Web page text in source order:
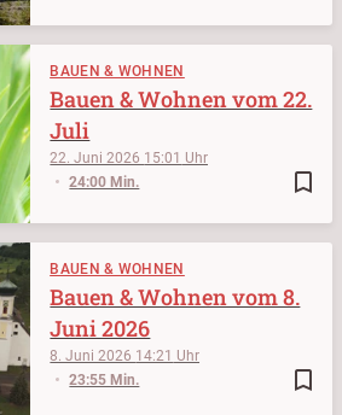
BAUEN & WOHNEN
bookmark_border
22. Juni 2026 15:01
24:00 Min.
Bauen & Wohnen vom 22.
Juli
BAUEN & WOHNEN
bookmark_border
8. Juni 2026 14:21
23:55 Min.
Bauen & Wohnen vom 8.
Juni 2026